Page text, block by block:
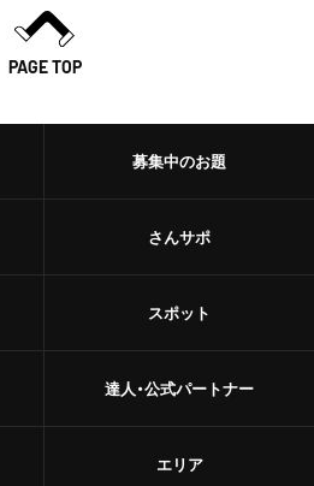
PAGE TOP
募集中のお題
さんサポ
スポット
達人・公式パートナー
エリア